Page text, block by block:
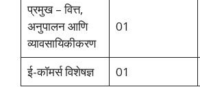
प्रमुख – वित्त,
अनुपालन आणि
व्यावसायिकीकरण
01
ई-कॉमर्स विशेषज्ञ 01